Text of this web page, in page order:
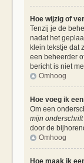
Hoe wijzig of
Tenzij je de
nadat het
klein tekstje dat
een beheerder
bericht is niet
Omhoog
Hoe voeg ik
Om een
mijn onderschrift
door de
Omhoog
Hoe maak ik